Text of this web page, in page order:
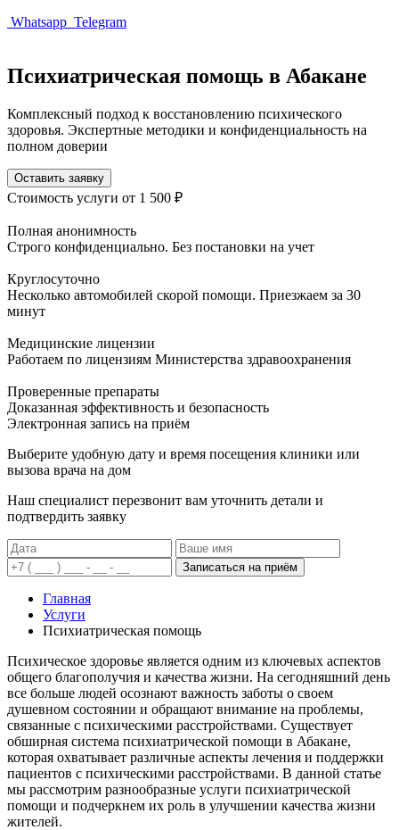
Whatsapp Telegram
Психиатрическая помощь в Абакане
Комплексный подход к восстановлению психического
здоровья. Экспертные методики и конфиденциальность на
полном доверии
Оставить заявку
Стоимость услуги от 1 500 ₽
Полная анонимность
Строго конфиденциально. Без постановки на учет
Круглосуточно
Несколько автомобилей скорой помощи. Приезжаем за 30
минут
Медицинские лицензии
Работаем по лицензиям Министерства здравоохранения
Проверенные препараты
Доказанная эффективность и безопасность
Электронная запись на приём
Выберите удобную дату и время посещения клиники или
вызова врача на дом
Наш специалист перезвонит вам уточнить детали и
подтвердить заявку
Записаться на приём
Главная
Услуги
Психиатрическая помощь
Психическое здоровье является одним из ключевых аспектов
общего благополучия и качества жизни. На сегодняшний день
все больше людей осознают важность заботы о своем
душевном состоянии и обращают внимание на проблемы,
связанные с психическими расстройствами. Существует
обширная система психиатрической помощи в Абакане,
которая охватывает различные аспекты лечения и поддержки
пациентов с психическими расстройствами. В данной статье
мы рассмотрим разнообразные услуги психиатрической
помощи и подчеркнем их роль в улучшении качества жизни
жителей.